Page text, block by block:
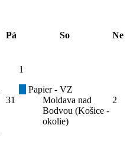
Pá So Ne
31
1
Papier - VZ
Moldava nad
Bodvou (Košice -
okolie)
2